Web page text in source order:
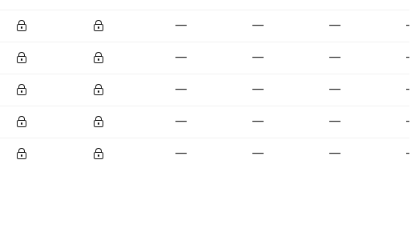
— — — —
— — — —
— — — —
— — — —
— — — —